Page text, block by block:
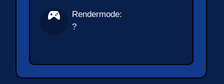
Rendermode:
?